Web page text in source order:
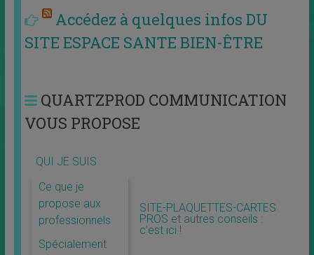
Accédez à quelques infos DU
SITE ESPACE SANTE BIEN-ÊTRE
QUARTZPROD COMMUNICATION
VOUS PROPOSE
QUI JE SUIS
Ce que je
propose aux
professionnels
Spécialement
SITE-PLAQUETTES-CARTES
PROS et autres conseils :
c’est ici !